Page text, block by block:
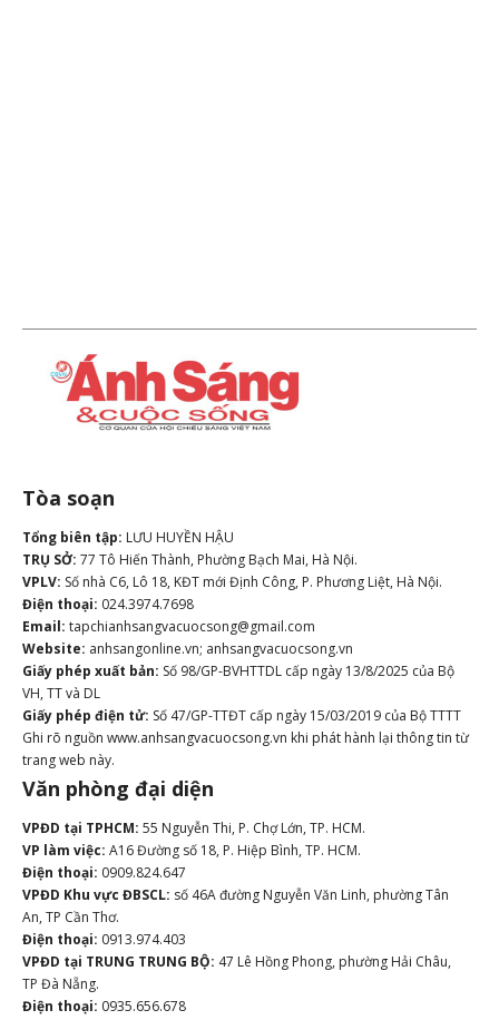
Tòa soạn
Tổng biên tập: LƯU HUYỀN HẬU
TRỤ SỞ: 77 Tô Hiến Thành, Phường Bạch Mai, Hà Nội.
VPLV: Số nhà C6, Lô 18, KĐT mới Định Công, P. Phương Liệt, Hà Nội.
Điện thoại: 024.3974.7698
Email: tapchianhsangvacuocsong@gmail.com
Website: anhsangonline.vn; anhsangvacuocsong.vn
Giấy phép xuất bản: Số 98/GP-BVHTTDL cấp ngày 13/8/2025 của Bộ
VH, TT và DL
Giấy phép điện tử: Số 47/GP-TTĐT cấp ngày 15/03/2019 của Bộ TTTT
Ghi rõ nguồn www.anhsangvacuocsong.vn khi phát hành lại thông tin từ
trang web này.
Văn phòng đại diện
VPĐD tại TPHCM: 55 Nguyễn Thi, P. Chợ Lớn, TP. HCM.
VP làm việc: A16 Đường số 18, P. Hiệp Bình, TP. HCM.
Điện thoại: 0909.824.647
VPĐD Khu vực ĐBSCL: số 46A đường Nguyễn Văn Linh, phường Tân
An, TP Cần Thơ.
Điện thoại: 0913.974.403
VPĐD tại TRUNG TRUNG BỘ: 47 Lê Hồng Phong, phường Hải Châu,
TP Đà Nẵng.
Điện thoại: 0935.656.678